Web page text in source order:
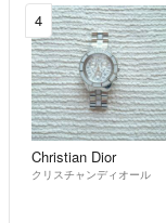
4
Christian Dior
クリスチャンディオール